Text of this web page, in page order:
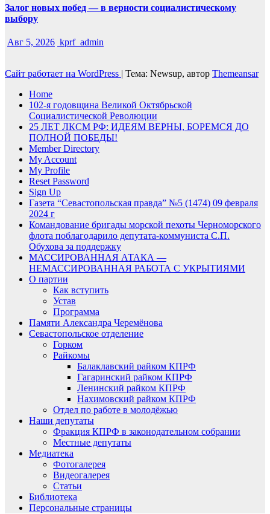
Залог новых побед — в верности социалистическому
выбору
Авг 5, 2026 kprf_admin
Сайт работает на WordPress | Тема: Newsup, автор Themeansar
Home
102-я годовщина Великой Октябрьской
Социалистической Революции
25 ЛЕТ ЛКСМ РФ: ИДЕЯМ ВЕРНЫ, БОРЕМСЯ ДО
ПОЛНОЙ ПОБЕДЫ!
Member Directory
My Account
My Profile
Reset Password
Sign Up
Газета “Севастопольская правда” №5 (1474) 09 февраля
2024 г
Командование бригады морской пехоты Черноморского
флота поблагодарило депутата-коммуниста С.П.
Обухова за поддержку
МАССИРОВАННАЯ АТАКА —
НЕМАССИРОВАННАЯ РАБОТА С УКРЫТИЯМИ
О партии
Как вступить
Устав
Программа
Памяти Александра Черемёнова
Севастопольское отделение
Горком
Райкомы
Балаклавский райком КПРФ
Гагаринский райком КПРФ
Ленинский райком КПРФ
Нахимовский райком КПРФ
Отдел по работе в молодёжью
Наши депутаты
Фракция КПРФ в законодательном собрании
Местные депутаты
Медиатека
Фотогалерея
Видеогалерея
Статьи
Библиотека
Персональные страницы